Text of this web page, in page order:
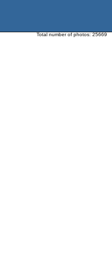
Total number of photos: 25669